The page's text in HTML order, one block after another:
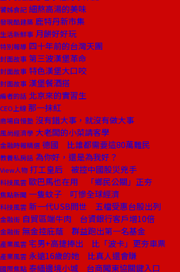
饕姊食記 細熬高湯的美味
發現酷建築 鹿特丹新市集
生活新鮮事 月餅好好玩
特別報導 四十年前的台灣天團
封面故事 第三波漢堡革命
封面故事 特色漢堡大口咬
封面故事 漢堡餐酒搭
編者的話 北京來的實習生
CEO上線 那一抹紅
商場自慢塾 沒有錯大事，就沒有做大事
風尚經濟學 大老闆的小菜請客學
金融時報精選 德國 比誰都需要這80萬難民
教養私房話 為你好，還是為我好？
View人物 打工皇后 被控中國股災兇手
科技風雲 歐巴馬也在用 「鄉民公關」正夯
焦點新聞 一隻蚊子 叮慘全球經濟
科技風雲 新一代USB問世 五檔受惠台股出列
金融街 自貿區端牛肉 台資銀行客戶增10倍
金融街 無金控庇蔭 群益跑出第一名基金
產業風雲 宅男+高捷捧出 比「波卡」更夯車票
產業風雲 永遠16歲的她 比真人還會賺
國際焦點 泰緬邊境小城 台商闖東協關鍵入口